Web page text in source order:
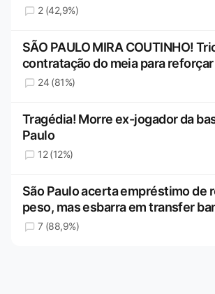
2 (42,9%)
SÃO PAULO MIRA COUTINHO!
contratação do meia para reforçar
24 (81%)
Tragédia! Morre ex-jogador da
Paulo
12 (12%)
São Paulo acerta empréstimo de
peso, mas esbarra em transfer
7 (88,9%)